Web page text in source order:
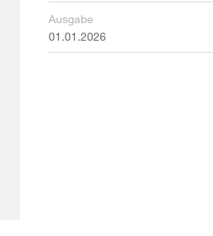
Ausgabe
01.01.2026